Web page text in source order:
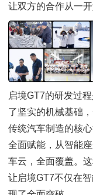
让双方的合作从一
启境GT7的研发过
了坚实的机械基础
传统汽车制造的核
全面赋能，从智能
车云，全面覆盖。
让启境GT7不仅在